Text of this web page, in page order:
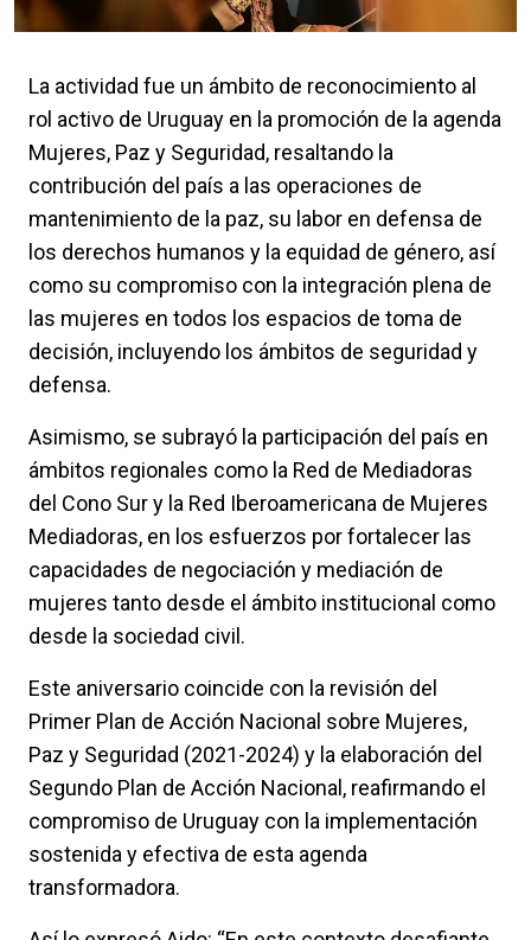
La actividad fue un ámbito de reconocimiento al
rol activo de Uruguay en la promoción de la agenda
Mujeres, Paz y Seguridad, resaltando la
contribución del país a las operaciones de
mantenimiento de la paz, su labor en defensa de
los derechos humanos y la equidad de género, así
como su compromiso con la integración plena de
las mujeres en todos los espacios de toma de
decisión, incluyendo los ámbitos de seguridad y
defensa.
Asimismo, se subrayó la participación del país en
ámbitos regionales como la Red de Mediadoras
del Cono Sur y la Red Iberoamericana de Mujeres
Mediadoras, en los esfuerzos por fortalecer las
capacidades de negociación y mediación de
mujeres tanto desde el ámbito institucional como
desde la sociedad civil.
Este aniversario coincide con la revisión del
Primer Plan de Acción Nacional sobre Mujeres,
Paz y Seguridad (2021-2024) y la elaboración del
Segundo Plan de Acción Nacional, reafirmando el
compromiso de Uruguay con la implementación
sostenida y efectiva de esta agenda
transformadora.